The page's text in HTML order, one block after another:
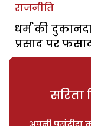
राजनीति
धर्म की
प्रसाद पर
सरिता